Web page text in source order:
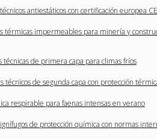
antiestáticos con certificación europea CE
térmicas impermeables para minería y
técnicas de primera capa para climas fríos
técnicos de segunda capa con protección
respirable para faenas intensas en verano
de protección química con normas